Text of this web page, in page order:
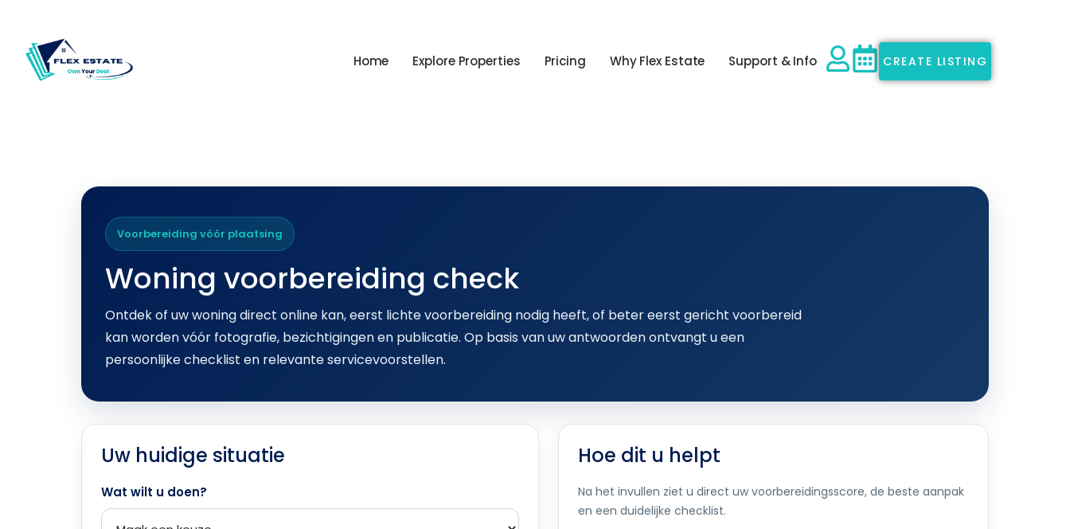
Home Explore Properties Pricing Why Flex Estate Support & Info CREATE LISTING
Voorbereiding vóór plaatsing
Woning voorbereiding check
Ontdek of uw woning direct online kan, eerst lichte voorbereiding nodig heeft, of beter eerst gericht voorbereid
kan worden vóór fotografie, bezichtigingen en publicatie. Op basis van uw antwoorden ontvangt u een
persoonlijke checklist en relevante servicevoorstellen.
Uw huidige situatie
Wat wilt u doen?
Hoe dit u helpt
Na het invullen ziet u direct uw voorbereidingsscore, de beste aanpak
en een duidelijke checklist.